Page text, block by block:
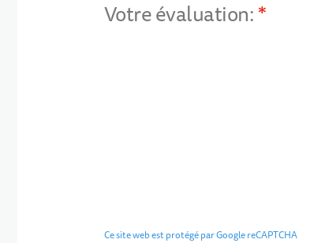
Votre évaluation:
Ce site web est protégé par Google reCAPTCHA